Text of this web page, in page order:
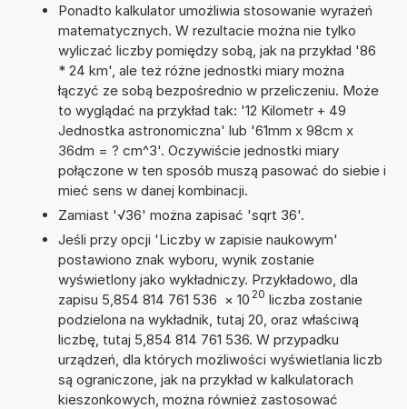
Ponadto kalkulator umożliwia stosowanie wyrażeń
matematycznych. W rezultacie można nie tylko
wyliczać liczby pomiędzy sobą, jak na przykład '86
* 24 km', ale też różne jednostki miary można
łączyć ze sobą bezpośrednio w przeliczeniu. Może
to wyglądać na przykład tak: '12 Kilometr + 49
Jednostka astronomiczna' lub '61mm x 98cm x
36dm = ? cm^3'. Oczywiście jednostki miary
połączone w ten sposób muszą pasować do siebie i
mieć sens w danej kombinacji.
Zamiast '√36' można zapisać 'sqrt 36'.
Jeśli przy opcji 'Liczby w zapisie naukowym'
postawiono znak wyboru, wynik zostanie
wyświetlony jako wykładniczy. Przykładowo, dla
zapisu 5,854 814 761 536 × 10 20 liczba zostanie
podzielona na wykładnik, tutaj 20, oraz właściwą
liczbę, tutaj 5,854 814 761 536. W przypadku
urządzeń, dla których możliwości wyświetlania liczb
są ograniczone, jak na przykład w kalkulatorach
kieszonkowych, można również zastosować